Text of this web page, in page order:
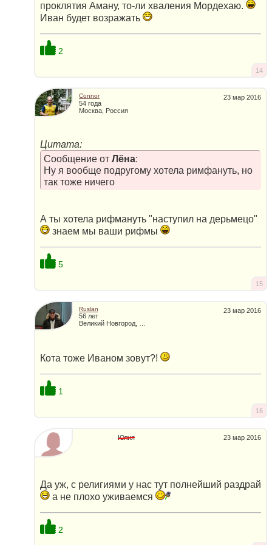
проклятия Аману, то-ли хваления Мордехаю.
Иван будет возражать
2
14
23 мар 2016
Connor
54 года
Москва, Россия
Цитата:
Сообщение от Лёна:
Ну я вообще подругому хотела римфануть, но
так тоже ничего
А ты хотела рифмануть "наступил на дерьмецо"
знаем мы ваши рифмы
5
15
23 мар 2016
Ruslan
56 лет
Кота тоже Иваном зовут?!
1
16
23 мар 2016
Юлия
Да уж, с религиями у нас тут полнейший раздрай
а не плохо уживаемся
2